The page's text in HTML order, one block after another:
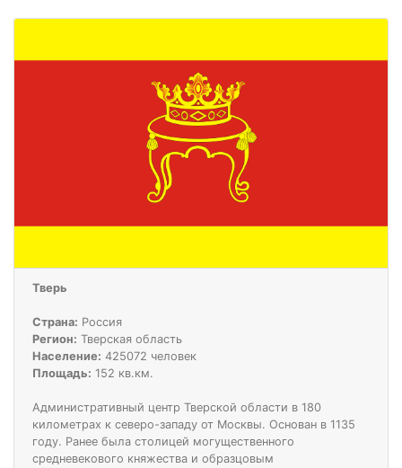
Тверь
Страна: Россия
Регион: Тверская область
Население: 425072 человек
Площадь: 152 кв.км.
Административный центр Тверской области в 180
километрах к северо-западу от Москвы. Основан в 1135
году. Ранее была столицей могущественного
средневекового княжества и образцовым